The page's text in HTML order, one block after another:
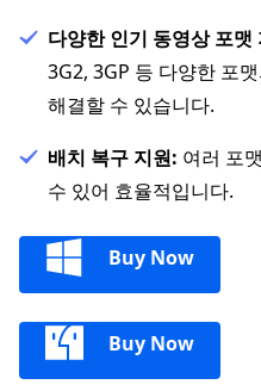
다양한 인기 동영상 포맷
3G2, 3GP 등 다양한 포
해결할 수 있습니다.
배치 복구 지원: 여러 포
수 있어 효율적입니다.
Buy Now
Buy Now